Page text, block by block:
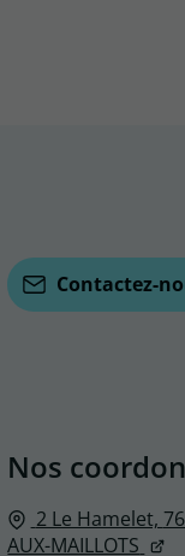
Contactez-
Nos
2 Le Hamelet,
AUX-MAILLOTS